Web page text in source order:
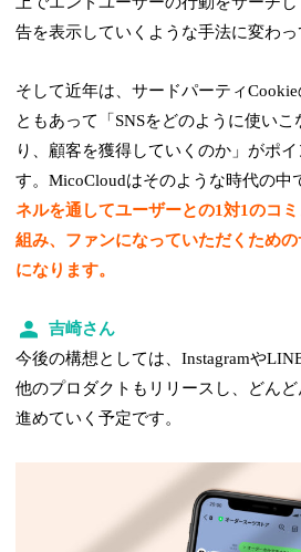
告を表示していくような手法に変わっ
そして近年は、サードパーティ
ともあって「SNSをどのように使い
り、顧客を獲得していくのか」がポ
す。MicoCloudはそのような時代の中
ネルを通してユーザーとの1対1のコ
組み、ファンになっていただくため
になります。
吉崎さん
今後の構想としては、Instagramや
他のプロダクトもリリースし、どん
進めていく予定です。